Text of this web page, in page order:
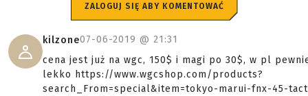
ZALOGUJ SIĘ ABY KOMENTOWAĆ
kilzone07-06-2019 @ 21:31
cena jest już na wgc, 150$ i magi po 30$, w pl
lekko https://www.wgcshop.com/products?
search_From=special&item=tokyo-marui-fnx-45-